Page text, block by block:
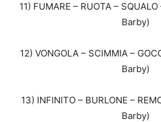
11) FUMARE – RUOTA –
Barby)
12) VONGOLA – SCIMMIA –
Barby)
13) INFINITO – BURLONE –
Barby)